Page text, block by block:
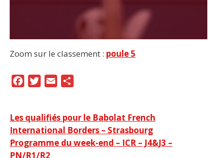
Zoom sur le classement : poule 5
e
b
o
t
t
e
i
l
t
a
g
Navigation
de
l’article
Les qualifiés pour le Babolat French
International Borders – Strasbourg
Programme du week-end – ICR – J4&J3 –
PN/R1/R2